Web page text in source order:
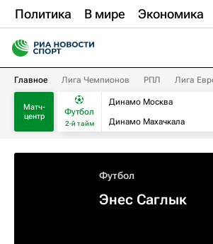
Политика В мире Экономика
Главное Лига Чемпионов РПЛ Лига
Матч-
центр
Футбол
2-й тайм
Динамо Москва
Динамо Махачкала
Футбол
Энес Саглык